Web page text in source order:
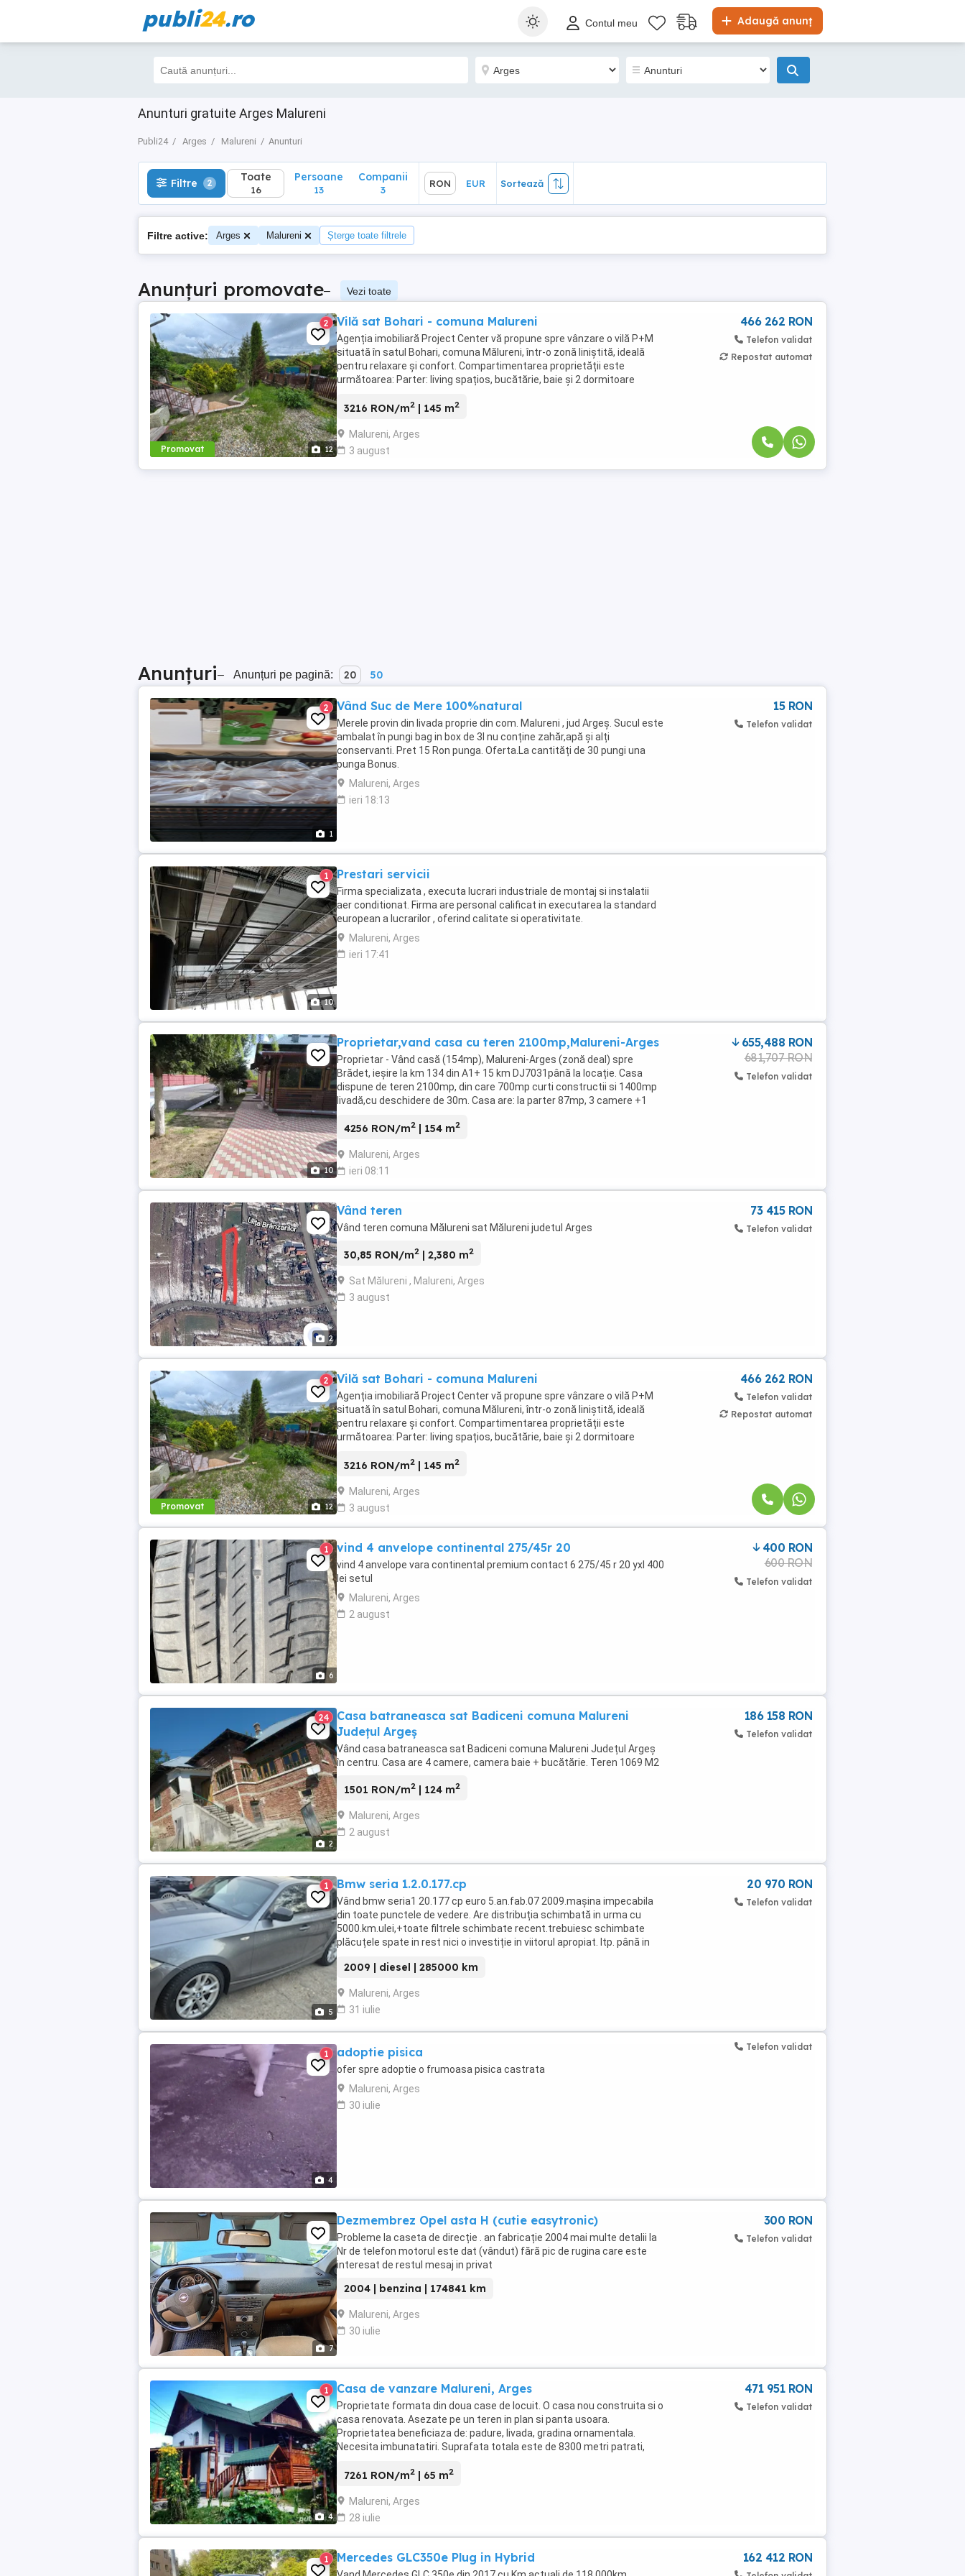
publi24.ro Adaugă anunț
Contul meu
Anunturi gratuite Arges Malureni
Publi24 Arges Malureni Anunturi
Filtre 2 Toate
16
Sortează
Filtre 2 Toate
16
Persoane
13
Companii
3
RON EUR Sortează
Filtre active: Arges Malureni Șterge toate filtrele
Anunțuri promovate– Vezi toate
Promovat 12
2 Vilă sat Bohari - comuna Malureni
Agenția imobiliară Project Center vă propune spre vânzare o vilă P+M
situată în satul Bohari, comuna Mălureni, într-o zonă liniștită, ideală
pentru relaxare și confort. Compartimentarea proprietății este
următoarea: Parter: living spațios, bucătărie, baie și 2 dormitoare
3216 RON/m2 | 145 m2
Malureni, Arges
3 august
466 262 RON
Telefon validat
Repostat automat
Anunțuri– Anunțuri pe pagină: 20 50
1
2 Vând Suc de Mere 100%natural
Merele provin din livada proprie din com. Malureni , jud Argeș. Sucul este
ambalat în pungi bag in box de 3l nu conține zahăr,apă și alți
conservanti. Pret 15 Ron punga. Oferta.La cantități de 30 pungi una
punga Bonus.
Malureni, Arges
ieri 18:13
15 RON
Telefon validat
10
1 Prestari servicii
Firma specializata , executa lucrari industriale de montaj si instalatii
aer conditionat. Firma are personal calificat in executarea la standard
european a lucrarilor , oferind calitate si operativitate.
Malureni, Arges
ieri 17:41
10
Proprietar,vand casa cu teren 2100mp,Malureni-Arges
Proprietar - Vând casă (154mp), Malureni-Arges (zonă deal) spre
Brădet, ieșire la km 134 din A1+ 15 km DJ7031până la locație. Casa
dispune de teren 2100mp, din care 700mp curti constructii si 1400mp
livadă,cu deschidere de 30m. Casa are: la parter 87mp, 3 camere +1
4256 RON/m2 | 154 m2
Malureni, Arges
ieri 08:11
655,488 RON
681,707 RON
Telefon validat
2
Vând teren
Vând teren comuna Mălureni sat Mălureni judetul Arges
30,85 RON/m2 | 2,380 m2
Sat Mălureni , Malureni, Arges
3 august
73 415 RON
Telefon validat
Promovat 12
2 Vilă sat Bohari - comuna Malureni
Agenția imobiliară Project Center vă propune spre vânzare o vilă P+M
situată în satul Bohari, comuna Mălureni, într-o zonă liniștită, ideală
pentru relaxare și confort. Compartimentarea proprietății este
următoarea: Parter: living spațios, bucătărie, baie și 2 dormitoare
3216 RON/m2 | 145 m2
Malureni, Arges
3 august
466 262 RON
Telefon validat
Repostat automat
6
1 vind 4 anvelope continental 275/45r 20
vind 4 anvelope vara continental premium contact 6 275/45 r 20 yxl 400
lei setul
Malureni, Arges
2 august
400 RON
600 RON
Telefon validat
2
24
Casa batraneasca sat Badiceni comuna Malureni
Județul Argeș
Vând casa batraneasca sat Badiceni comuna Malureni Județul Argeș
în centru. Casa are 4 camere, camera baie + bucătărie. Teren 1069 M2
1501 RON/m2 | 124 m2
Malureni, Arges
2 august
186 158 RON
Telefon validat
5
1 Bmw seria 1.2.0.177.cp
Vând bmw seria1 20.177 cp euro 5.an.fab.07 2009.mașina impecabila
din toate punctele de vedere. Are distribuția schimbată in urma cu
5000.km.ulei,+toate filtrele schimbate recent.trebuiesc schimbate
plăcuțele spate in rest nici o investiție in viitorul apropiat. Itp. până in
2009 | diesel | 285000 km
Malureni, Arges
31 iulie
20 970 RON
Telefon validat
4
1 adoptie pisica
ofer spre adoptie o frumoasa pisica castrata
Malureni, Arges
30 iulie
Telefon validat
7
Dezmembrez Opel asta H (cutie easytronic)
Probleme la caseta de direcție . an fabricație 2004 mai multe detalii la
Nr de telefon motorul este dat (vândut) fără pic de rugina care este
interesat de restul mesaj in privat
2004 | benzina | 174841 km
Malureni, Arges
30 iulie
300 RON
Telefon validat
4
1 Casa de vanzare Malureni, Arges
Proprietate formata din doua case de locuit. O casa nou construita si o
casa renovata. Asezate pe un teren in plan si panta usoara.
Proprietatea beneficiaza de: padure, livada, gradina ornamentala.
Necesita imbunatatiri. Suprafata totala este de 8300 metri patrati,
7261 RON/m2 | 65 m2
Malureni, Arges
28 iulie
471 951 RON
Telefon validat
1 Mercedes GLC350e Plug in Hybrid 162 412 RON